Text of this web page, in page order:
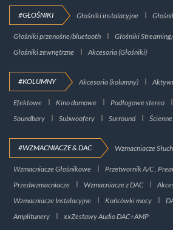
#GŁOŚNIKI Głośniki instalacyjne
Głośniki przenośne/bluetooth
Głośniki
Głośniki zewnętrzne
Akcesoria (Głośniki)
#KOLUMNY Akcesoria (kolumny)
Efektowe Kino domowe Podłogowe stereo
Soundbary
Subwoofery Surround Ścienne
#WZMACNIACZE & DAC Wzmacniacze
Wzmacniacze Głośnikowe
Przetwornik A/C ,
Przedwzmacniacze
Wzmacniacze z DAC
Wzmacniacze Instalacyjne
Końcówki mocy
Amplitunery
xxZestawy Audio DAC+AMP